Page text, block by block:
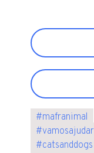
#mafranimal
#
#catsanddogs